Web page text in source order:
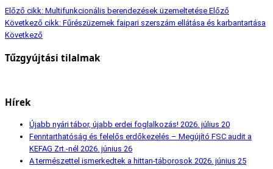
Előző cikk: Multifunkcionális berendezések üzemeltetése Előző
Következő cikk: Fűrészüzemek faipari szerszám ellátása és karbantartása
Következő
Tűzgyújtási tilalmak
Hírek
Újabb nyári tábor, újabb erdei foglalkozás! 2026. július 20
Fenntarthatóság és felelős erdőkezelés – Megújító FSC audit a
KEFAG Zrt.-nél 2026. június 26
A természettel ismerkedtek a hittan-táborosok 2026. június 25